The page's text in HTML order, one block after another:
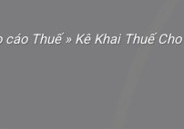
cáo Thuế» Kê Khai Thuế